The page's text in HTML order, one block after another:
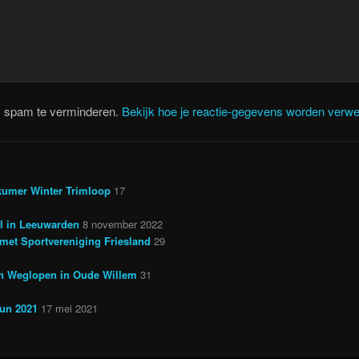
te verminderen. Bekijk hoe je reactie-gegevens worden
Winter Trimloop 17
in Leeuwarden 8 november 2022
Sportvereniging Friesland 29
Weglopen in Oude Willem 31
2021 17 mei 2021